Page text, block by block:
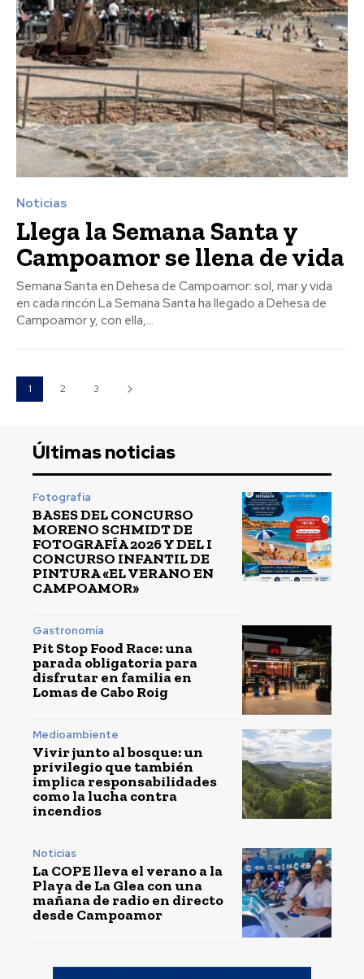
Noticias
Llega la Semana Santa y
Campoamor se llena de vida
Semana Santa en Dehesa de Campoamor: sol, mar y vida
en cada rincón La Semana Santa ha llegado a Dehesa de
Campoamor y, con ella,...
1 2 3
Últimas noticias
Fotografía
BASES DEL CONCURSO
MORENO SCHMIDT DE
FOTOGRAFÍA 2026 Y DEL I
CONCURSO INFANTIL DE
PINTURA «EL VERANO EN
CAMPOAMOR»
Gastronomía
Pit Stop Food Race: una
parada obligatoria para
disfrutar en familia en
Lomas de Cabo Roig
Medioambiente
Vivir junto al bosque: un
privilegio que también
implica responsabilidades
como la lucha contra
incendios
Noticias
La COPE lleva el verano a la
Playa de La Glea con una
mañana de radio en directo
desde Campoamor